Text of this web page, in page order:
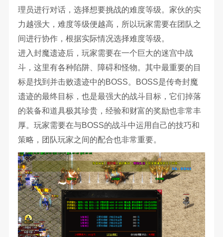
理员进行对话，选择想要挑战的难度等级。家伙的实
力越强大，难度等级便越高，所以玩家需要在团队之
间进行协作，根据实际情况选择难度等级。
进入封魔遗迹后，玩家需要在一个巨大的迷宫中战
斗，这里有各种陷阱、障碍和怪物。其中最重要的目
标是找到并击败遗迹中的BOSS。BOSS是传奇封魔
遗迹的最终目标，也是最强大的战斗目标，它们掉落
的装备和道具极其珍贵，经验和财富的奖励也非常丰
厚。玩家需要在与BOSS的战斗中运用自己的技巧和
策略，团队玩家之间的配合也非常重要。